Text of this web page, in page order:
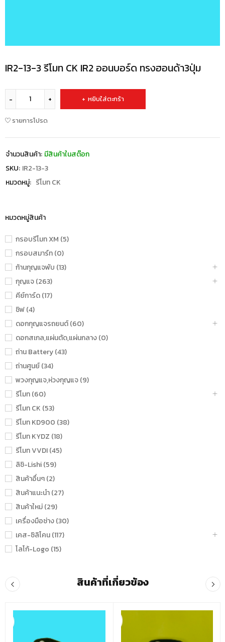
หมวดหมู่สินค้า
กรอบรีโมท XM (5)
กรอบสมาร์ท (0)
ก้านกุญแจพับ (13)
กุญแจ (263)
คีย์การ์ด (17)
ชิฟ (4)
ดอกกุญแจรถยนต์ (60)
ดอกสเกล,แผ่นตัด,แผ่นกลาง (0)
ถ่าน Battery (43)
ถ่านศูนย์ (34)
พวงกุญแจ,ห่วงกุญแจ (9)
รีโมท (60)
รีโมท CK (53)
รีโมท KD900 (38)
รีโมท KYDZ (18)
รีโมท VVDI (45)
ลิชิ-Lishi (59)
สินค้าอื่นๆ (2)
สินค้าแนะนำ (27)
สินค้าใหม่ (29)
เครื่องมือช่าง (30)
เคส-ซิลิโคน (117)
โลโก้-Logo (15)
IR2-13-3 รีโมท CK IR2 ออนบอร์ด ทรงฮอนด้า3ปุ่ม
หยิบใส่ตะกร้า
รายการโปรด
จำนวนสินค้า: มีสินค้าในสต๊อก
SKU: IR2-13-3
หมวดหมู่: รีโมท CK
สินค้าที่เกี่ยวข้อง